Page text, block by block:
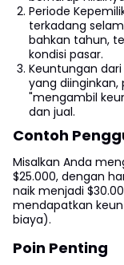
Periode
terkadang
bahkan tahun,
kondisi pasar.
Keuntungan
yang
"mengambil
dan jual.
Contoh
Misalkan Anda
$25.000, dengan
naik menjadi
mendapatkan
biaya).
Poin Penting